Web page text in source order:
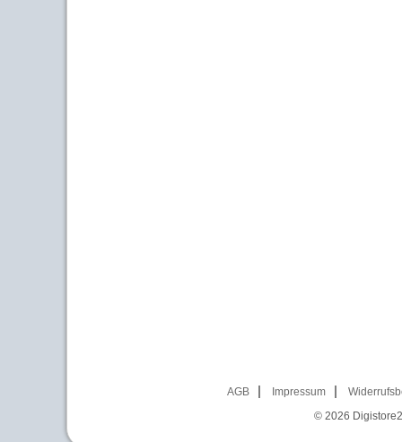
AGB Impressum
© 2026